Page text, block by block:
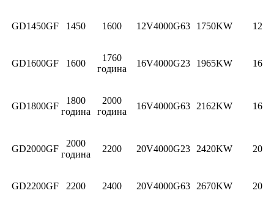
GD1450GF 1450 1600 12V4000G63 1750KW 12
GD1600GF 1600
1760
година
16V4000G23 1965KW 16
GD1800GF
1800
година
2000
година
16V4000G63 2162KW 16
GD2000GF
2000
година
2200 20V4000G23 2420KW 20
GD2200GF 2200 2400 20V4000G63 2670KW 20